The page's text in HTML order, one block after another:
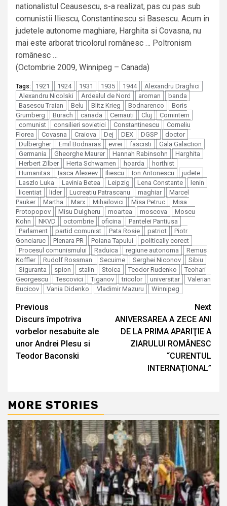
nationalistul Ceausescu, s-a realizat, pas cu pas sub
comunistii Iliescu, Constantinescu si Basescu. Acum in
judetele autonome maghiare, Harghita si Covasna, nu
mai este arborat tricolorul românesc … Poltronism
românesc …
(Octombrie 2009, Winnipeg – Canada)
Tags: 1921 1924 1931 1935 1944
Alexandru Draghici
Alexandru Nicolski
Ardealul de Nord aroman
banda
Basescu Traian
Belu Blitz Krieg Bodnarenco
Boris
Grumberg
Burach canada Cernauti Cluj
Comintern
comunist
consilieri sovietici Constantinescu
Corneliu
Florea
Covasna Craiova Dej DEX DGSP
doctor
Dulbergher
Emil Bodnaras evrei fascisti
Gala Galaction
Germania
Gheorghe Maurer Hannah Rabinsohn
Harghita
Herbert Zilber
Herta Schwamen hoarda
horthist
Humanitas
Iasca Alexeev Iliescu Ion Antonescu
judete
Laszlo Luka
Lavinia Betea Leipzig Lena Constante
lenin
licentiat
lider Lucreatiu Patrascanu maghiar
Marcel
Pauker
Martha Marx Mihailovici Misa Petruc
Misa
Protopopov
Misu Dulgheru moartea moscova
Moscu
Kohn
NKVD octombrie oficina
Pantelei Pantiusa
Parlament
partid comunist Pata Rosie patriot
Piotr
Gonciaruc
Plenara PR Poiana Tapului
politically corect
Procesul comunismului
Raduica regiune autonoma
Remus
Koffler
Rudolf Rossman Secuime Serghei Niconov
Sibiu
Siguranta
spion stalin Stoica Teodor Rudenko
Teohari
Georgescu
Tescovici Tiganov tricolor universitar
Valerian
Bucicov
Vania Didenko Vladimir Mazuru Winnipeg
Continue
Reading
Previous
Discurs împotriva
vorbelor nesabuite ale
unor Andrei Plesu si
Teodor Baconski
Next
ANIVERSAREA A ZECE ANI
DE LA PRIMA APARIŢIE A
ZIARULUI ROMÂNESC
“CURENTUL
INTERNAŢIONAL”
MORE STORIES